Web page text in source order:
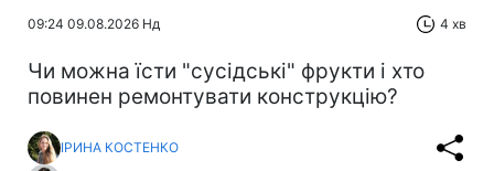
09:24 09.08.2026 Нд 4 хв
Чи можна їсти "сусідські" фрукти і хто
повинен ремонтувати конструкцію?
ІРИНА КОСТЕНКО